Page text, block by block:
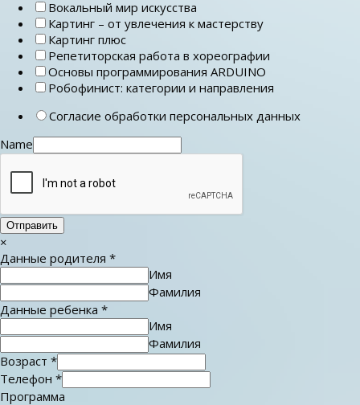
Вокальный мир искусства
Картинг – от увлечения к мастерству
Картинг плюс
Репетиторская работа в хореографии
Основы программирования ARDUINO
Робофинист: категории и направления
Согласие обработки персональных данных
Name
Отправить
×
Данные родителя *
Имя
Фамилия
Данные ребенка *
Имя
Фамилия
Возраст *
Телефон *
Программа